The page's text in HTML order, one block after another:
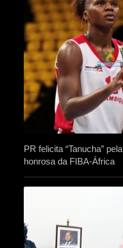
PR felicita “Tanucha”
honrosa da FIBA-África